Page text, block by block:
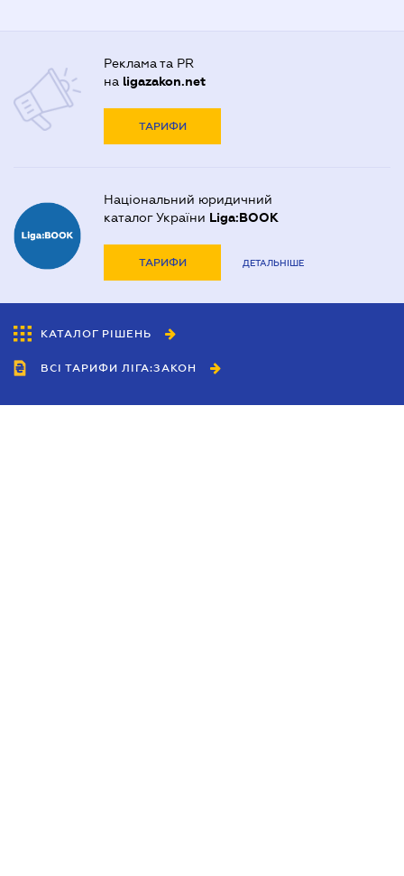
Реклама та PR
на ligazakon.net
ТАРИФИ
Національний юридичний
каталог України Liga:BOOK
ТАРИФИ ДЕТАЛЬНІШЕ
КАТАЛОГ РІШЕНЬ
ВСІ ТАРИФИ ЛІГА:ЗАКОН